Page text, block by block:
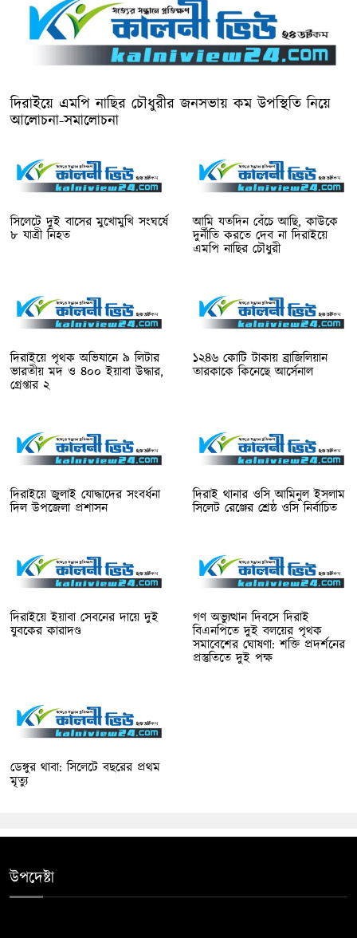
দিরাইয়ে এমপি নাছির চৌধুরীর জনসভায় কম উপস্থিতি নিয়ে
আলোচনা-সমালোচনা
সিলেটে দুই বাসের মুখোমুখি সংঘর্ষে
৮ যাত্রী নিহত
আমি যতদিন বেঁচে আছি, কাউকে
দুর্নীতি করতে দেব না দিরাইয়ে
এমপি নাছির চৌধুরী
দিরাইয়ে পৃথক অভিযানে ৯ লিটার
ভারতীয় মদ ও ৪০০ ইয়াবা উদ্ধার,
গ্রেপ্তার ২
১২৪৬ কোটি টাকায় ব্রাজিলিয়ান
তারকাকে কিনেছে আর্সেনাল
দিরাইয়ে জুলাই যোদ্ধাদের সংবর্ধনা
দিল উপজেলা প্রশাসন
দিরাই থানার ওসি আমিনুল ইসলাম
সিলেট রেঞ্জের শ্রেষ্ঠ ওসি নির্বাচিত
দিরাইয়ে ইয়াবা সেবনের দায়ে দুই
যুবকের কারাদণ্ড
গণ অভ্যুত্থান দিবসে দিরাই
বিএনপিতে দুই বলয়ের পৃথক
সমাবেশের ঘোষণা: শক্তি প্রদর্শনের
প্রস্তুতিতে দুই পক্ষ
ডেঙ্গুর থাবা: সিলেটে বছরের প্রথম
মৃত্যু
উপদেষ্টা